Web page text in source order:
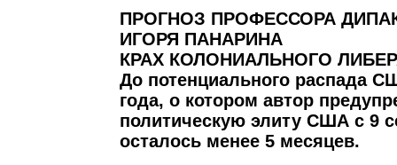
ПРОГНОЗ ПРОФЕССОРА
ИГОРЯ ПАНАРИНА
КРАХ КОЛОНИАЛЬНОГО
До потенциального распада
года, о котором автор
политическую элиту США с 9
осталось менее 5 месяцев.